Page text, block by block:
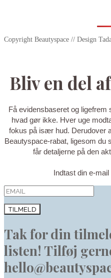
Copyright Beautyspace // Design
Bliv en del
Få evidensbaseret og
hvad gør ikke. Hver uge
fokus på især hud. Derudover
Beautyspace-rabat, ligesom du
får detaljerne på den
Indtast din e-
TILMELD
Tak for din
listen! Tilføj